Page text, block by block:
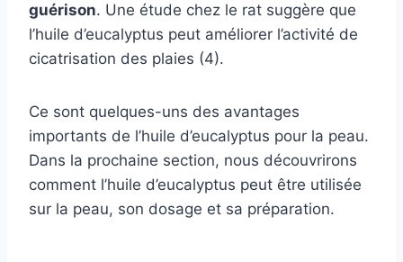
guérison. Une étude chez le rat suggère que
l’huile d’eucalyptus peut améliorer l’activité de
cicatrisation des plaies (4).
Ce sont quelques-uns des avantages
importants de l’huile d’eucalyptus pour la peau.
Dans la prochaine section, nous découvrirons
comment l’huile d’eucalyptus peut être utilisée
sur la peau, son dosage et sa préparation.